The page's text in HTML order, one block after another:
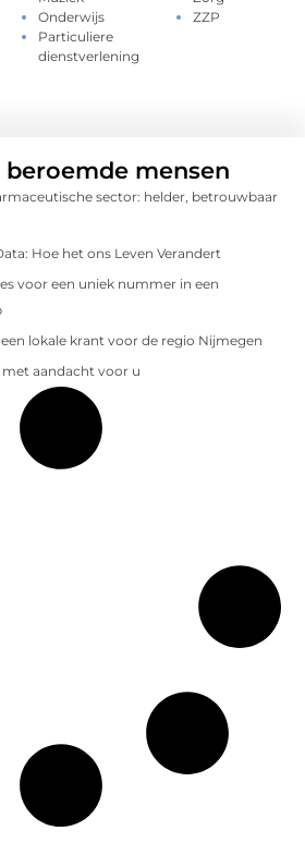
Onderwijs
Particuliere
dienstverlening
ZZP
beroemde mensen
sector: helder, betrouwbaar
Hoe het ons Leven Verandert
voor een uniek nummer in een
lokale krant voor de regio Nijmegen
aandacht voor u